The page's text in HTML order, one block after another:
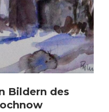
Bildern des